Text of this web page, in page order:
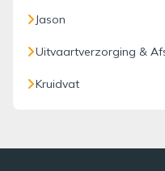
Jason
Uitvaartverzorging &
Kruidvat